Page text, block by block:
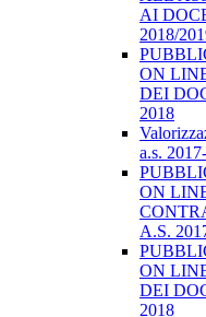
AI
2018/
ON
DEI
2018
a.s.
ON
A.S.
ON
DEI
2018